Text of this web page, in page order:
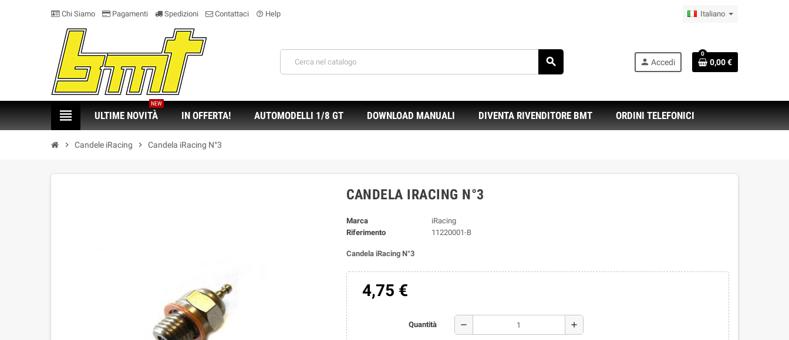
Chi Siamo Pagamenti Spedizioni Contattaci help_outline Help Italiano
search person Accedi
0
0,00 €
view_headline ULTIME NOVITÀ
NEW
IN OFFERTA! AUTOMODELLI 1/8 GT DOWNLOAD MANUALI DIVENTA RIVENDITORE BMT ORDINI TELEFONICI
chevron_right Candele iRacing chevron_right Candela iRacing N°3
CANDELA IRACING N°3
Marca
iRacing
Riferimento
11220001-B
Candela iRacing N°3
4,75 €
Quantità remove add